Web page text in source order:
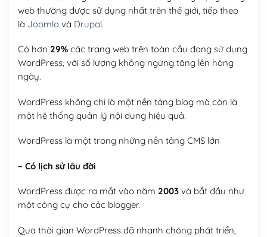
web thường được sử dụng nhất trên thế giới, tiếp theo
là Joomla và Drupal.
Có hơn 29%các trang web trên toàn cầu đang sử dụng
WordPress, với số lượng không ngừng tăng lên hàng
ngày.
WordPress không chỉ là một nền tảng blog mà còn là
một hệ thống quản lý nội dung hiệu quả.
WordPress là một trong những nền tảng CMS lớn
– Có lịch sử lâu đời
WordPress được ra mắt vào năm 2003và bắt đầu như
một công cụ cho các blogger.
Qua thời gian WordPress đã nhanh chóng phát triển,